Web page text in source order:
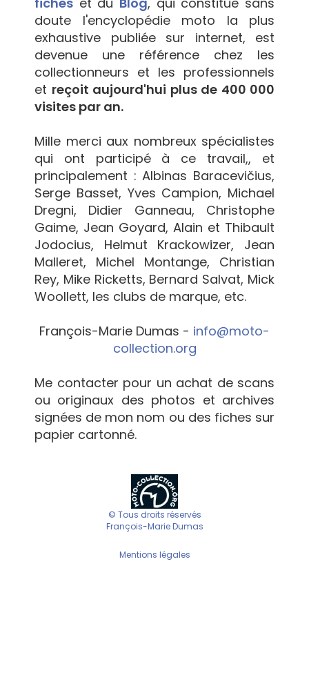
doute l'encyclopédie moto la plus
exhaustive publiée sur internet, est
devenue une référence chez les
collectionneurs et les professionnels
et reçoit aujourd'hui plus de 400 000
visites par an.
Mille merci aux nombreux spécialistes
qui ont participé à ce travail,, et
principalement : Albinas Baracevičius,
Serge Basset, Yves Campion, Michael
Dregni, Didier Ganneau, Christophe
Gaime, Jean Goyard, Alain et Thibault
Jodocius, Helmut Krackowizer, Jean
Malleret, Michel Montange, Christian
Rey, Mike Ricketts, Bernard Salvat, Mick
Woollett, les clubs de marque, etc.
François-Marie Dumas - info@moto-
collection.org
Me contacter pour un achat de scans
ou originaux des photos et archives
signées de mon nom ou des fiches sur
papier cartonné.
© Tous droits réservés
François-Marie Dumas
Mentions légales